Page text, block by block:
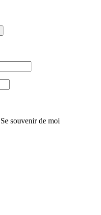
Se souvenir de moi